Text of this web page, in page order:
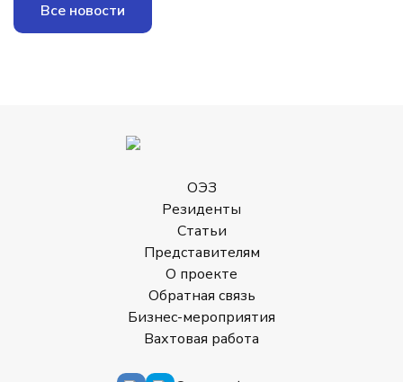
Все новости
ОЭЗ
Резиденты
Статьи
Представителям
О проекте
Обратная связь
Бизнес-мероприятия
Вахтовая работа